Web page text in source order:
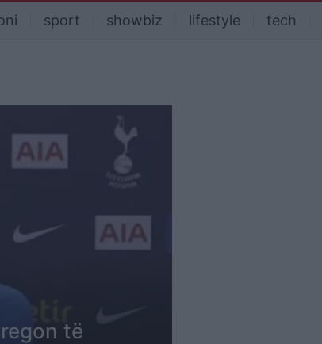
sport showbiz lifestyle tech
të